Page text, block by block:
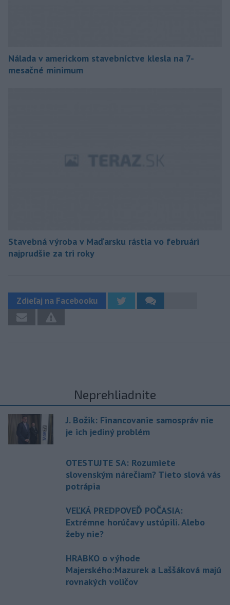
Nálada v americkom stavebníctve klesla na 7-
mesačné minimum
Stavebná výroba v Maďarsku rástla vo februári
najprudšie za tri roky
Zdieľaj na Facebooku
Neprehliadnite
J. Božik: Financovanie samospráv nie
je ich jediný problém
OTESTUJTE SA: Rozumiete
slovenským nárečiam? Tieto slová vás
potrápia
VEĽKÁ PREDPOVEĎ POČASIA:
Extrémne horúčavy ustúpili. Alebo
žeby nie?
HRABKO o výhode
Majerského:Mazurek a Laššáková majú
rovnakých voličov